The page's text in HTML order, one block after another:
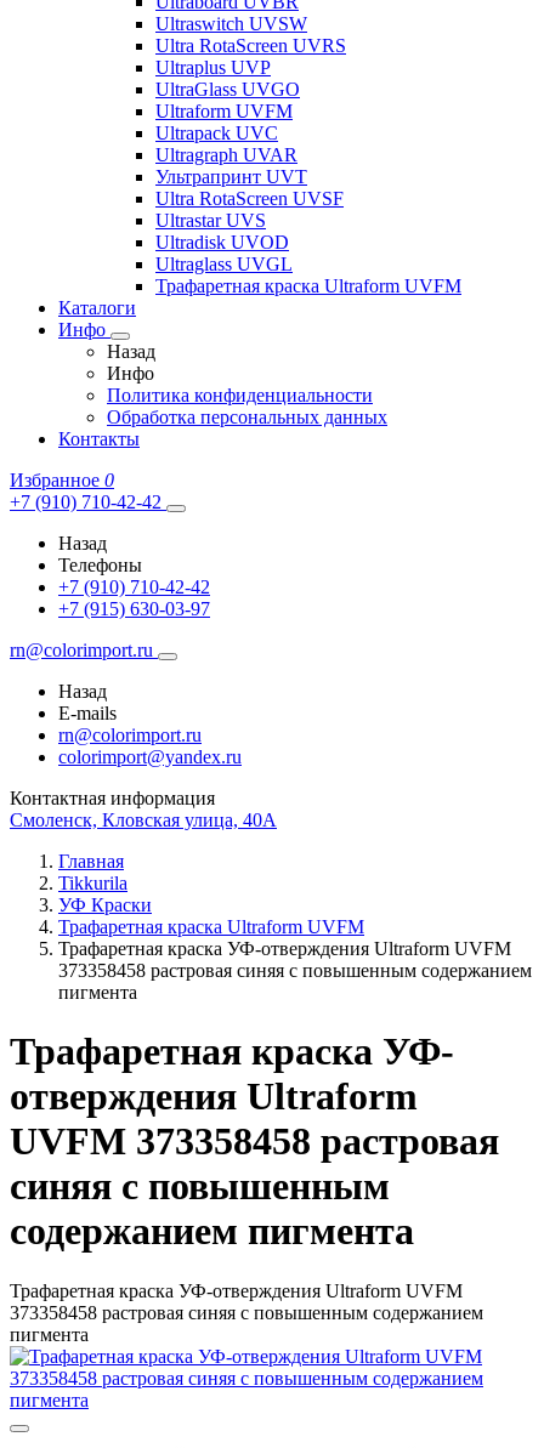
Ultraswitch UVSW
Ultra RotaScreen UVRS
Ultraplus UVP
UltraGlass UVGO
Ultraform UVFM
Ultrapack UVC
Ultragraph UVAR
Ультрапринт UVT
Ultra RotaScreen UVSF
Ultrastar UVS
Ultradisk UVOD
Ultraglass UVGL
Трафаретная краска Ultraform UVFM
Каталоги
Инфо
Назад
Инфо
Политика конфиденциальности
Обработка персональных данных
Контакты
Избранное 0
+7 (910) 710-42-42
Назад
Телефоны
+7 (910) 710-42-42
+7 (915) 630-03-97
rn@colorimport.ru
Назад
E-mails
rn@colorimport.ru
colorimport@yandex.ru
Контактная информация
Смоленск, Кловская улица, 40А
Главная
Tikkurila
УФ Краски
Трафаретная краска Ultraform UVFM
Трафаретная краска УФ-отверждения Ultraform UVFM
373358458 растровая синяя с повышенным содержанием
пигмента
Трафаретная краска УФ-
отверждения Ultraform
UVFM 373358458 растровая
синяя с повышенным
содержанием пигмента
Трафаретная краска УФ-отверждения Ultraform UVFM
373358458 растровая синяя с повышенным содержанием
пигмента